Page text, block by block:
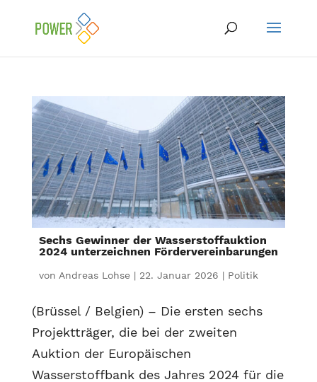
Sechs Gewinner der Wasserstoffauktion
2024 unterzeichnen Fördervereinbarungen
von Andreas Lohse| 22. Januar 2026 | Politik
(Brüssel / Belgien) – Die ersten sechs
Projektträger, die bei der zweiten
Auktion der Europäischen
Wasserstoffbank des Jahres 2024 für die